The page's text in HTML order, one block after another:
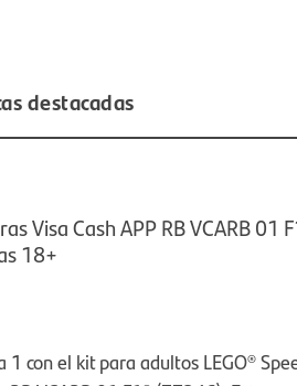
destacadas
Visa Cash APP RB VCARB 01
18+
con el kit para adultos LEGO®